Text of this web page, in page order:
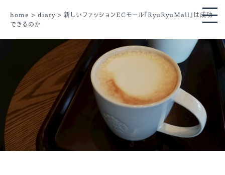
home > diary > 新しいファッションECモール『RyuRyuMall』は成功
できるのか